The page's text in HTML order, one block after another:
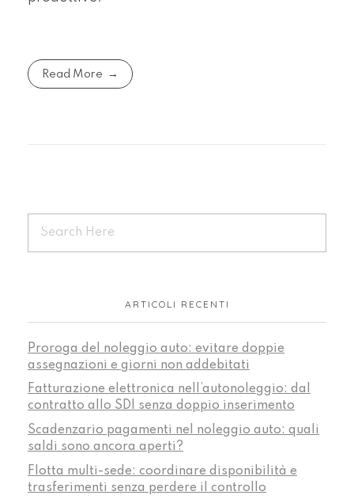
Read More
ARTICOLI RECENTI
Proroga del noleggio auto: evitare doppie
assegnazioni e giorni non addebitati
Fatturazione elettronica nell’autonoleggio: dal
contratto allo SDI senza doppio inserimento
Scadenzario pagamenti nel noleggio auto: quali
saldi sono ancora aperti?
Flotta multi-sede: coordinare disponibilità e
trasferimenti senza perdere il controllo